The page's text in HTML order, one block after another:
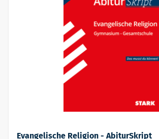
Evangelische Religion - AbiturSkript